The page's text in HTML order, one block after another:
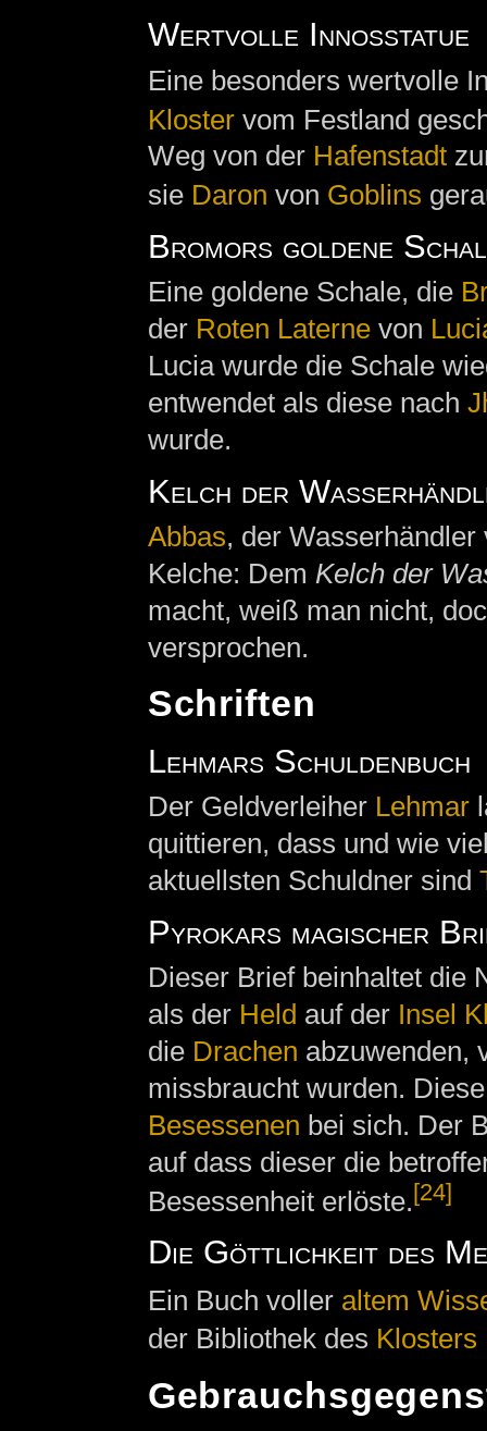
Wertvolle Innosstatue
Eine besonders wertvolle
Klostervom Festland
Weg von der Hafenstadt
sie Daron von Goblins
Bromors goldene
Eine goldene Schale, die
der Roten Laternevon
Lucia wurde die Schale
entwendet als diese nach
wurde.
Kelch der
Abbas, der
Kelche: Dem Kelch der
macht, weiß man nicht,
versprochen.
Schriften
Lehmars Schuldenbuch
Der Geldverleiher Lehmar
quittieren, dass und wie
aktuellsten Schuldner sind
Pyrokars magischer
Dieser Brief beinhaltet die
als der Held auf der Insel
die Drachen abzuwenden,
missbraucht wurden.
Besessenen bei sich. Der
auf dass dieser die
Besessenheit erlöste.[24]
Die Göttlichkeit des
Ein Buch voller altem
der Bibliothek des Klosters